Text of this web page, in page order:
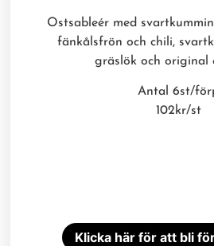
Ostsableér med
fänkålsfrön och chili,
gräslök och original
Antal 6st/
102kr/st
Klicka här för att bli